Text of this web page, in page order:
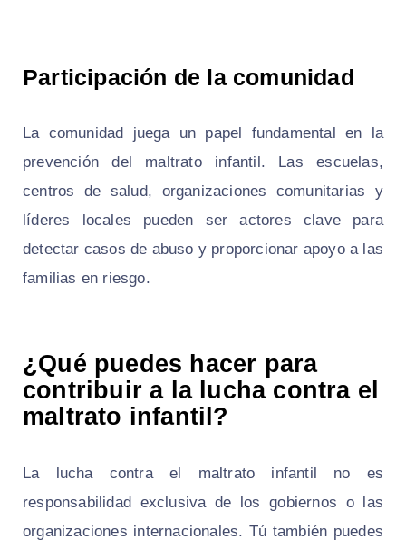
Participación de la comunidad
La comunidad juega un papel fundamental en la
prevención del maltrato infantil. Las escuelas,
centros de salud, organizaciones comunitarias y
líderes locales pueden ser actores clave para
detectar casos de abuso y proporcionar apoyo a las
familias en riesgo.
¿Qué puedes hacer para
contribuir a la lucha contra el
maltrato infantil?
La lucha contra el maltrato infantil no es
responsabilidad exclusiva de los gobiernos o las
organizaciones internacionales. Tú también puedes